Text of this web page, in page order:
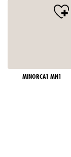
MINORCA1 MN1